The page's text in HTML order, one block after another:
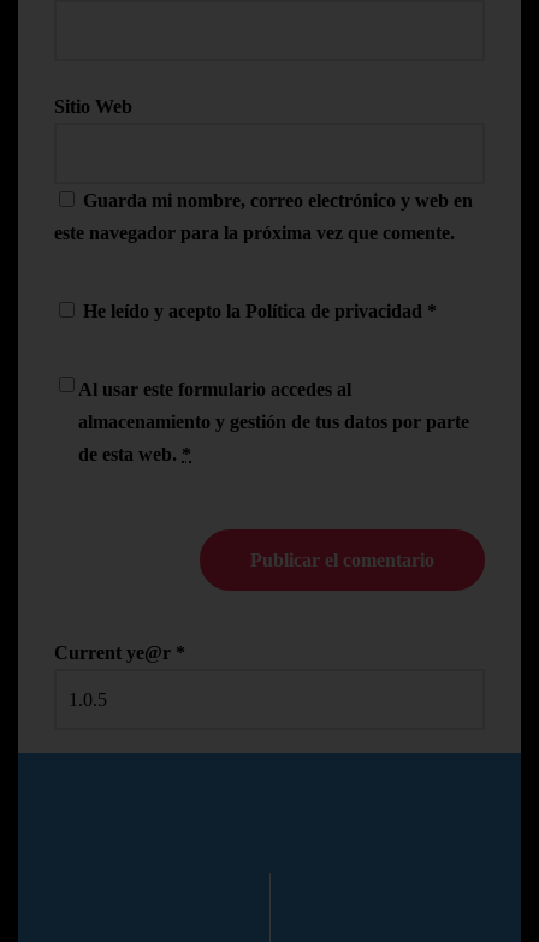
Sitio Web
Guarda mi nombre, correo electrónico y web en
este navegador para la próxima vez que comente.
He leído y acepto la Política de privacidad *
Al usar este formulario accedes al
almacenamiento y gestión de tus datos por parte
de esta web. *
Current ye@r *